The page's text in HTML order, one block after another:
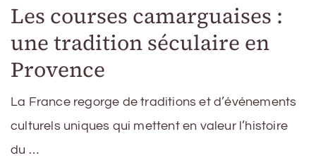
Les courses camarguaises :
une tradition séculaire en
Provence
La France regorge de traditions et d’événements
culturels uniques qui mettent en valeur l’histoire
du …